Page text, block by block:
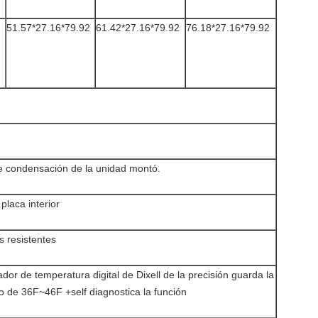
51.57*27.16*79.92 61.42*27.16*79.92 76.18*27.16*79.92
condensación de la unidad montó.
interior
resistentes
de temperatura digital de Dixell de la precisión guarda la
de 36F~46F +self diagnostica la función